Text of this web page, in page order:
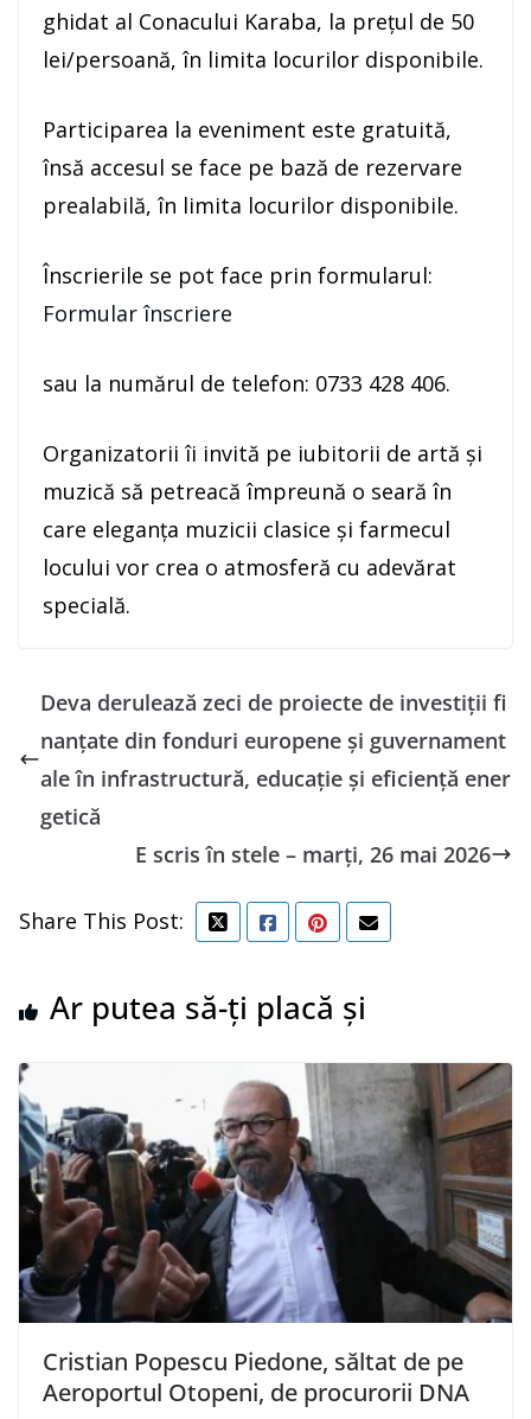
ghidat al Conacului Karaba, la prețul de 50
lei/persoană, în limita locurilor disponibile.
Participarea la eveniment este gratuită,
însă accesul se face pe bază de rezervare
prealabilă, în limita locurilor disponibile.
Înscrierile se pot face prin formularul:
Formular înscriere
sau la numărul de telefon: 0733 428 406.
Organizatorii îi invită pe iubitorii de artă și
muzică să petreacă împreună o seară în
care eleganța muzicii clasice și farmecul
locului vor crea o atmosferă cu adevărat
specială.
Deva derulează zeci de proiecte de investiții fi
nanțate din fonduri europene și guvernament
ale în infrastructură, educație și eficiență ener
getică
E scris în stele – marți, 26 mai 2026
Share This Post:
Ar putea să-ți placă și
Cristian Popescu Piedone, săltat de pe
Aeroportul Otopeni, de procurorii DNA